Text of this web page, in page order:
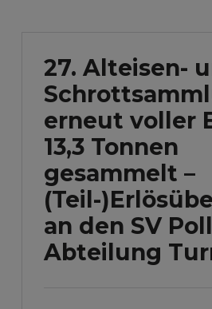
27. Alteisen-
erneut voller
13,3 Tonnen
gesammelt –
(Teil-
an den SV
Abteilung